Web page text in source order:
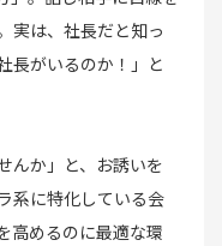
実は、社長だと知っ
長がいるのか！」と
んか」と、お誘いを
系に特化している会
高めるのに最適な環